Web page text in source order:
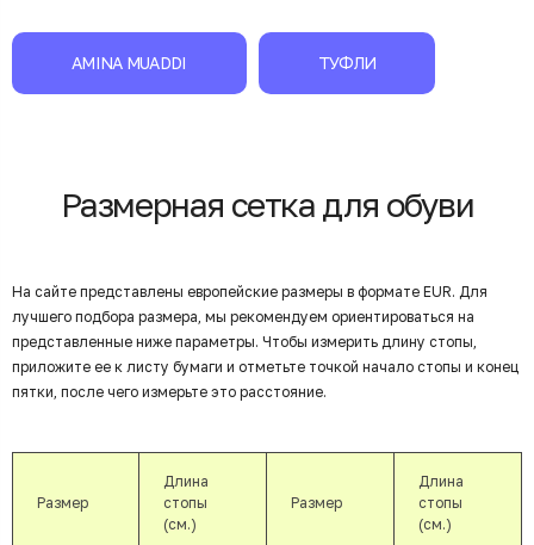
AMINA MUADDI ТУФЛИ
Размерная сетка для обуви
На сайте представлены европейские размеры в формате EUR. Для
лучшего подбора размера, мы рекомендуем ориентироваться на
представленные ниже параметры. Чтобы измерить длину стопы,
приложите ее к листу бумаги и отметьте точкой начало стопы и конец
пятки, после чего измерьте это расстояние.
Размер
Длина
стопы
(см.)
Размер
Длина
стопы
(см.)